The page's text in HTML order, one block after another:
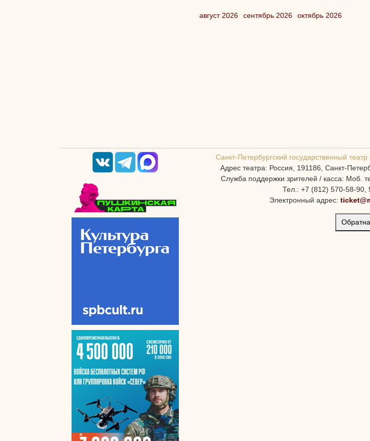
август 2026 сентябрь 2026 октябрь 2026
Санкт-Петербургcкий государственный
Адрес театра: Россия, 191186, Санкт-
Служба поддержки зрителей / касса: Моб.
Тел.: +7 (812) 570-58-90,
Электронный адрес: